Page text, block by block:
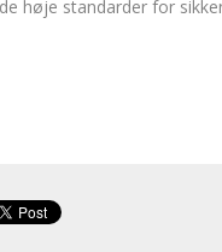
høje standarder for